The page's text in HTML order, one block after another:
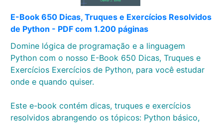
E-Book 650 Dicas, Truques e Exercícios Resolvidos
de Python - PDF com 1.200 páginas
Domine lógica de programação e a linguagem
Python com o nosso E-Book 650 Dicas, Truques e
Exercícios Exercícios de Python, para você estudar
onde e quando quiser.
Este e-book contém dicas, truques e exercícios
resolvidos abrangendo os tópicos: Python básico,